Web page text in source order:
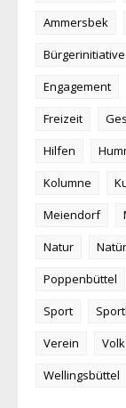
Ammersbek
Bürgerinitiative
Engagement
Freizeit
Hilfen
Kolumne
Meiendorf
Natur
Poppenbüttel
Sport
Verein
Wellingsbüttel